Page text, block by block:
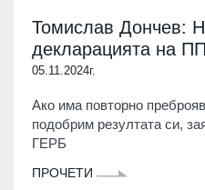
Томислав Дончев:
декларацията на
05.11.2024г.
Ако има повторно
подобрим резултата си,
ГЕРБ
ПРОЧЕТИ